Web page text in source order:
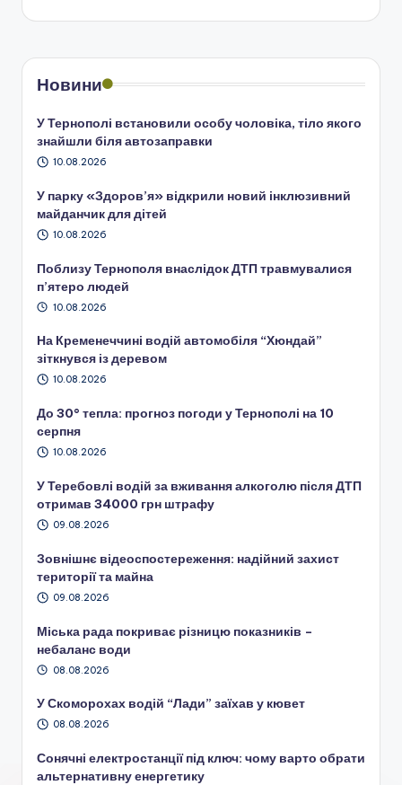
Новини
У Тернополі встановили особу чоловіка, тіло якого
знайшли біля автозаправки
10.08.2026
У парку «Здоров’я» відкрили новий інклюзивний
майданчик для дітей
10.08.2026
Поблизу Тернополя внаслідок ДТП травмувалися
п’ятеро людей
10.08.2026
На Кременеччині водій автомобіля “Хюндай”
зіткнувся із деревом
10.08.2026
До 30° тепла: прогноз погоди у Тернополі на 10
серпня
10.08.2026
У Теребовлі водій за вживання алкоголю після ДТП
отримав 34000 грн штрафу
09.08.2026
Зовнішнє відеоспостереження: надійний захист
території та майна
09.08.2026
Міська рада покриває різницю показників –
небаланс води
08.08.2026
У Скоморохах водій “Лади” заїхав у кювет
08.08.2026
Сонячні електростанції під ключ: чому варто обрати
альтернативну енергетику